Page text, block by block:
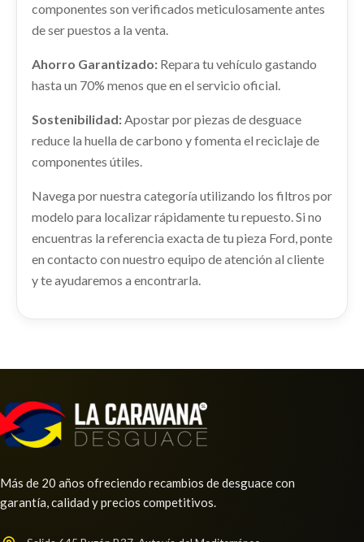
ELEVALUNAS DELANTERO DERECHO
2138688
FORD KUGA II (DM2) 2.0 TDCI
Ref: 2236253 OEM: 2138688
Consultar
Consultar
INTERCOOLER 1873488
INTERCOOLER 1873488 usado.
FORD KUGA II (DM2) 2.0 TDCI
Ref: 2319345
Consultar
RADIADOR AGUA 2439725
RADIADOR AGUA 2439725 usado.
AMORTIGUADOR TRASERO IZQUIERDO
AMORTIGUADOR TRASERO IZQUIERDO usado.
FORD KUGA II (DM2) 2.0 TDCI
componentes son verificados meticulosamente antes
de ser puestos a la venta.
Ahorro Garantizado: Repara tu vehículo gastando
hasta un 70% menos que en el servicio oficial.
Sostenibilidad:Apostar por piezas de desguace
reduce la huella de carbono y fomenta el reciclaje de
componentes útiles.
Navega por nuestra categoría utilizando los filtros por
modelo para localizar rápidamente tu repuesto. Si no
encuentras la referencia exacta de tu pieza Ford, ponte
en contacto con nuestro equipo de atención al cliente
y te ayudaremos a encontrarla.
Más de 20 años ofreciendo recambios de desguace con
garantía, calidad y precios competitivos.